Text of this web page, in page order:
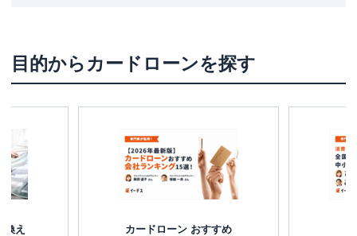
目的からカードローンを探す
カードローン おすすめ
換え